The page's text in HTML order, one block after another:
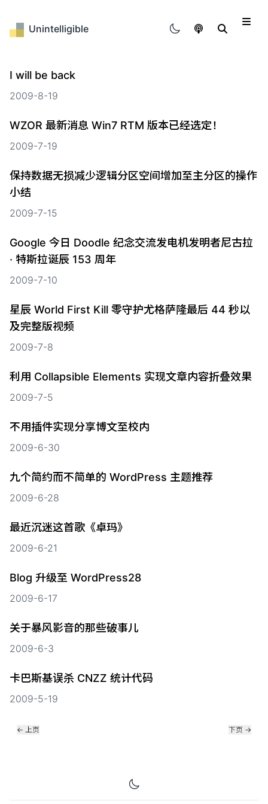
Unintelligible
I will be back
2009-8-19
WZOR 最新消息 Win7 RTM 版本已经选定！
2009-7-19
保持数据无损减少逻辑分区空间增加至主分区的操作
小结
2009-7-15
Google 今日 Doodle 纪念交流发电机发明者尼古拉
· 特斯拉诞辰 153 周年
2009-7-10
星辰 World First Kill 零守护尤格萨隆最后 44 秒以
及完整版视频
2009-7-8
利用 Collapsible Elements 实现文章内容折叠效果
2009-7-5
不用插件实现分享博文至校内
2009-6-30
九个简约而不简单的 WordPress 主题推荐
2009-6-28
最近沉迷这首歌《卓玛》
2009-6-21
Blog 升级至 WordPress28
2009-6-17
关于暴风影音的那些破事儿
2009-6-3
卡巴斯基误杀 CNZZ 统计代码
2009-5-19
← 上页 下页 →